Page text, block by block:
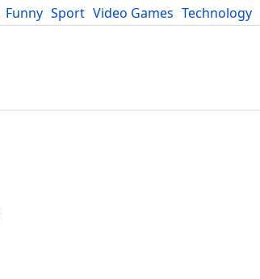
Funny Sport Video Games Technology